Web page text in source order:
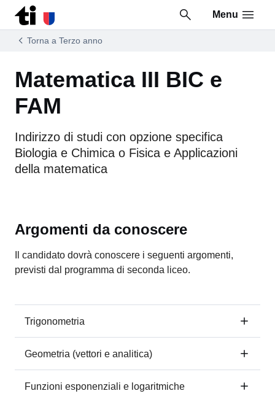
Vai al contenuto della pagina
Vai al piè di pagina
Menu
Torna a Terzo anno
Matematica III BIC e
FAM
Indirizzo di studi con opzione specifica
Biologia e Chimica o Fisica e Applicazioni
della matematica
Argomenti da conoscere
Il candidato dovrà conoscere i seguenti argomenti,
previsti dal programma di seconda liceo.
Trigonometria
Geometria (vettori e analitica)
Funzioni esponenziali e logaritmiche